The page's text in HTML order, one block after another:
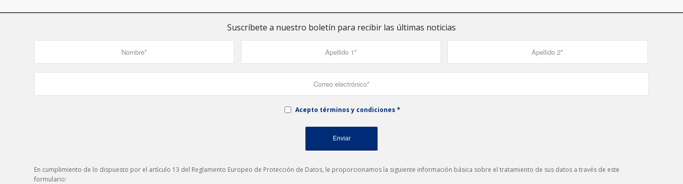
Suscríbete a nuestro boletín para recibir las últimas noticias
Acepto términos y condiciones *
En cumplimiento de lo dispuesto por el artículo 13 del Reglamento Europeo de Protección de Datos, le proporcionamos la siguiente información básica sobre el tratamiento de sus datos a través de este
formulario: